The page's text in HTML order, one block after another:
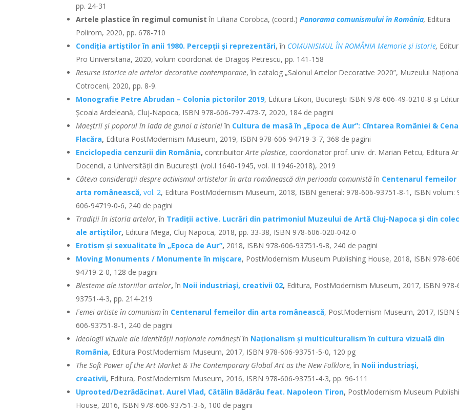
pp. 24-31
Artele plastice în regimul comunist în Liliana Corobca, (coord.)Panorama comunismului în România, Editura
Polirom, 2020, pp. 678-710
Condiția artiștilor în anii 1980. Percepții și reprezentări, în COMUNISMUL ÎN ROMÂNIA Memorie și istorie,
Pro Universitaria, 2020, volum coordonat de Dragoș Petrescu, pp. 141-158
Resurse istorice ale artelor decorative contemporane, în catalog „Salonul Artelor Decorative 2020”, Muzeului Național
Cotroceni, 2020, pp. 8-9.
Monografie Petre Abrudan – Colonia pictorilor 2019, Editura Eikon, Bucureşti ISBN 978-606-49-0210-8 și
Școala Ardeleană, Cluj-Napoca, ISBN 978-606-797-473-7, 2020, 184 de pagini
Maeștrii și poporul în lada de gunoi a istorieiîn Cultura de masă în „Epoca de Aur”: Cîntarea României &
Flacăra, Editura PostModernism Museum, 2019, ISBN 978-606-94719-3-7, 368 de pagini
Enciclopedia cenzurii din România, contribuitorArte plastice, coordonator prof. univ. dr. Marian Petcu, Editura
Docendi, a Universității din București. (vol.I 1640-1945, vol. II 1946-2018), 2019
Câteva considerații despre activismul artistelor în arta românească din perioada comunistăîn Centenarul femeilor
arta românească, vol. 2, Editura PostModernism Museum, 2018, ISBN general: 978-606-93751-8-1, ISBN volum:
606-94719-0-6, 240 de pagini
Tradiții în istoria artelor, în Tradiții active. Lucrări din patrimoniul Muzeului de Artă Cluj-Napoca și din
ale artiștilor, Editura Mega, Cluj Napoca, 2018, pp. 33-38, ISBN 978-606-020-042-0
Erotism și sexualitate în „Epoca de Aur”, 2018, ISBN 978-606-93751-9-8, 240 de pagini
Moving Monuments / Monumente în mișcare, PostModernism Museum Publishing House, 2018, ISBN 978-
94719-2-0, 128 de pagini
Blesteme ale istoriilor artelor, în Noii industriaşi, creativii 02, Editura, PostModernism Museum, 2017, ISBN 978-
93751-4-3, pp. 214-219
Femei artiste în comunismîn Centenarul femeilor din arta românească, PostModernism Museum, 2017, ISBN
606-93751-8-1, 240 de pagini
Ideologii vizuale ale identității naționale româneștiîn Naționalism și multiculturalism în cultura vizuală din
România, Editura PostModernism Museum, 2017, ISBN 978-606-93751-5-0, 120 pg
The Soft Power of the Art Market & The Contemporary Global Art as the New Folklore,în Noii industriaşi,
creativii, Editura, PostModernism Museum, 2016, ISBN 978-606-93751-4-3, pp. 96-111
Uprooted/Dezrădăcinat. Aurel Vlad, Cătălin Bădărău feat. Napoleon Tiron, PostModernism Museum
House, 2016, ISBN 978-606-93751-3-6, 100 de pagini